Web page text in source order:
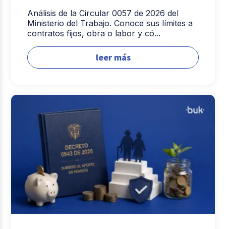
Análisis de la Circular 0057 de 2026 del
Ministerio del Trabajo. Conoce sus límites a
contratos fijos, obra o labor y có...
leer más